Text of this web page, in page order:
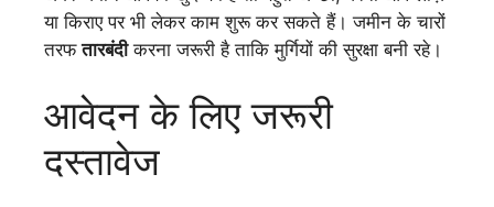
या किराए पर भी लेकर काम शुरू कर सकते हैं। जमीन के चारों
तरफतारबंदीकरना जरूरी है ताकि मुर्गियों की सुरक्षा बनी रहे।
आवेदन के लिए जरूरी
दस्तावेज